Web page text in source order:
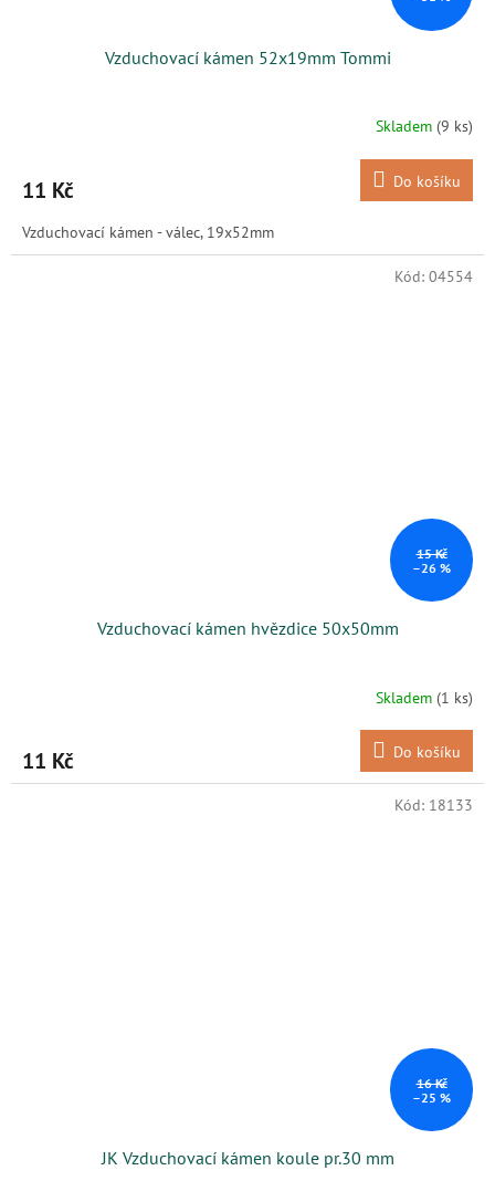
Vzduchovací kámen 52x19mm Tommi
Skladem (9 ks)
11 Kč Do košíku
Vzduchovací kámen - válec, 19x52mm
15 Kč
–26 %
Vzduchovací kámen hvězdice 50x50mm
Skladem (1 ks)
11 Kč Do košíku
Kód: 04554
16 Kč
–25 %
JK Vzduchovací kámen koule pr.30 mm
Kód: 18133